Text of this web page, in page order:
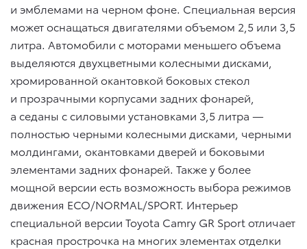
и эмблемами на черном фоне. Специальная версия
может оснащаться двигателями объемом 2,5 или 3,5
литра. Автомобили с моторами меньшего объема
выделяются двухцветными колесными дисками,
хромированной окантовкой боковых стекол
и прозрачными корпусами задних фонарей,
а седаны с силовыми установками 3,5 литра —
полностью черными колесными дисками, черными
молдингами, окантовками дверей и боковыми
элементами задних фонарей. Также у более
мощной версии есть возможность выбора режимов
движения ECO/NORMAL/SPORT. Интерьер
специальной версии Toyota Camry GR Sport отличает
красная прострочка на многих элементах отделки